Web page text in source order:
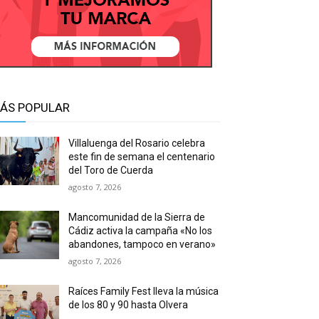
POPULAR
Villaluenga del Rosario celebra
este fin de semana el centenario
del Toro de Cuerda
agosto 7, 2026
Mancomunidad de la Sierra de
Cádiz activa la campaña «No los
abandones, tampoco en verano»
agosto 7, 2026
Raíces Family Fest lleva la música
de los 80 y 90 hasta Olvera